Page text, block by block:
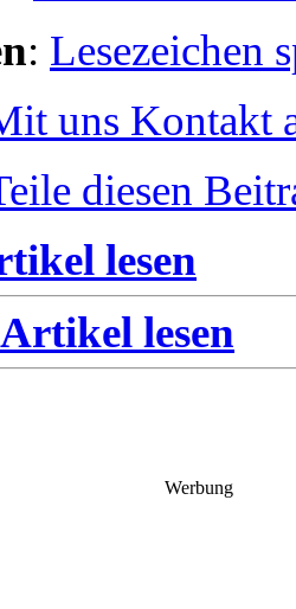
: Lesezeichen
uns Kontakt
diesen
lesen
lesen
Werbung